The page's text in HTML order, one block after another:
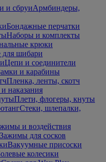
Армбиндеры,
Бондажные перчатки
Наборы и комплекты
крюки
для шибари
Цепи и соединители
и карабины
Пленка, ленты, скотч
наказания
Плети, флогеры, кнуты
Стеки, шлепалки,
и воздействия
Зажимы для сосков
Вакуумные присоски
колесики